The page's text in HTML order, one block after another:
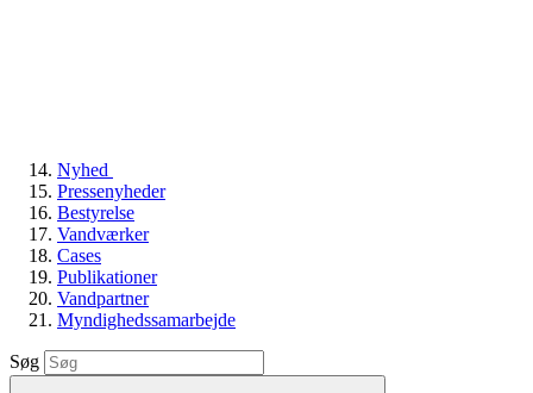
Nyhed
Pressenyheder
Bestyrelse
Vandværker
Cases
Publikationer
Vandpartner
Myndighedssamarbejde
Søg